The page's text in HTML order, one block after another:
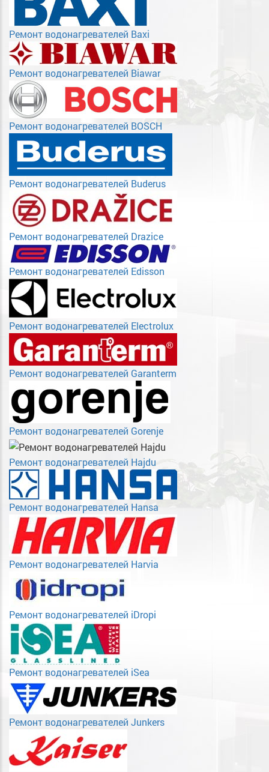
Ремонт водонагревателей Baxi
Ремонт водонагревателей Biawar
Ремонт водонагревателей BOSCH
Ремонт водонагревателей Buderus
Ремонт водонагревателей Drazice
Ремонт водонагревателей Edisson
Ремонт водонагревателей Electrolux
Ремонт водонагревателей Garanterm
Ремонт водонагревателей Gorenje
Ремонт водонагревателей Hajdu
Ремонт водонагревателей Hansa
Ремонт водонагревателей Harvia
Ремонт водонагревателей iDropi
Ремонт водонагревателей iSea
Ремонт водонагревателей Junkers